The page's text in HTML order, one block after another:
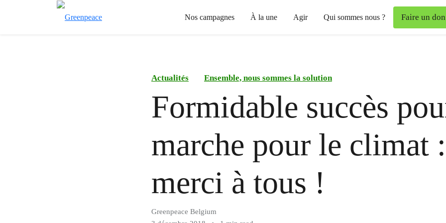
Nos campagnes À la une Agir Qui sommes nous ? Faire un don
Actualités Ensemble, nous sommes la solution
Formidable succès
marche pour le climat :
merci à tous !
Greenpeace Belgium